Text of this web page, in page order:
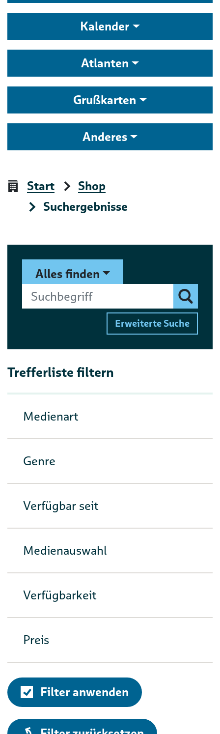
Kalender
Atlanten
Grußkarten
Anderes
Start
Shop
Suchergebnisse
Suchformular
Alles finden
Suchbegriff
Finden
Erweiterte Suche
Trefferliste filtern
Medienart
Genre
Verfügbar seit
Medienauswahl
Verfügbarkeit
Preis
Filter anwenden